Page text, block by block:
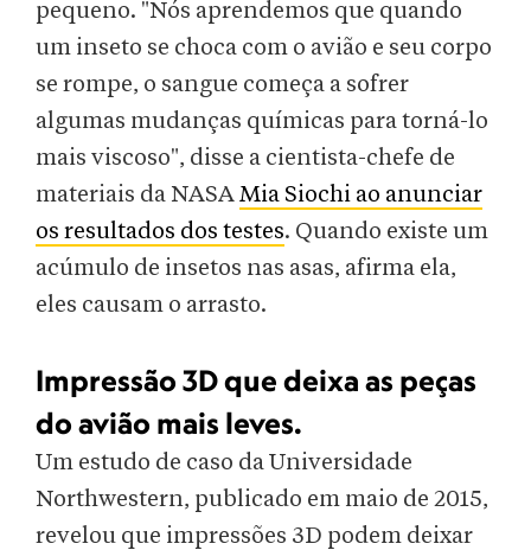
pequeno. "Nós aprendemos que quando
um inseto se choca com o avião e seu corpo
se rompe, o sangue começa a sofrer
algumas mudanças químicas para torná-lo
mais viscoso", disse a cientista-chefe de
materiais da NASAMia Siochi ao anunciar
os resultados dos testes. Quando existe um
acúmulo de insetos nas asas, afirma ela,
eles causam o arrasto.
Impressão 3D que deixa as peças
do avião mais leves.
Um estudo de caso da Universidade
Northwestern, publicado em maio de 2015,
revelou que impressões 3D podem deixar